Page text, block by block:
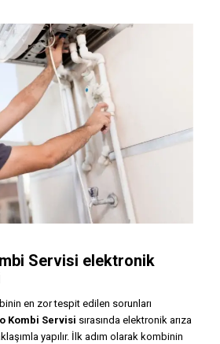
Servisi elektronik
en zor tespit edilen sorunları
Kombi Servisi sırasında elektronik arıza
yapılır. İlk adım olarak kombinin